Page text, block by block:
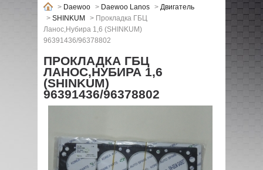
> Daewoo > Daewoo Lanos > Двигатель
> SHINKUM > Прокладка ГБЦ
Ланос,Нубира 1,6 (SHINKUM)
96391436/96378802
ПРОКЛАДКА ГБЦ
ЛАНОС,НУБИРА 1,6
(SHINKUM)
96391436/96378802